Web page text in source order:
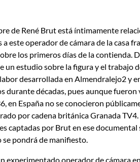
de René Brut está íntimamente
este operador de cámara de la casa
los primeros días de la contienda.
un estudio sobre la figura y el trabajo
desarrollada en Almendralejo2 y
durante décadas, pues aunque
en España no se conocieron
por cadena británica Granada
captadas por Brut en ese documental
pondrá de manifiesto.
experimentado operador de cámara